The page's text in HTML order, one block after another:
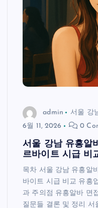
admin 서울 강
6월 11, 2026
0
서울 강남 유흥알
르바이트 시급 비
목차 서울 강남 유흥알
바이트 시급 비교 유흥
과 주의점 유흥알바 면
질문들 결론 및 정리 서